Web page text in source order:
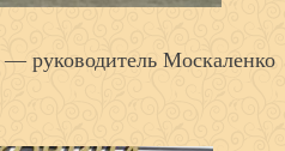
руководитель Москаленко